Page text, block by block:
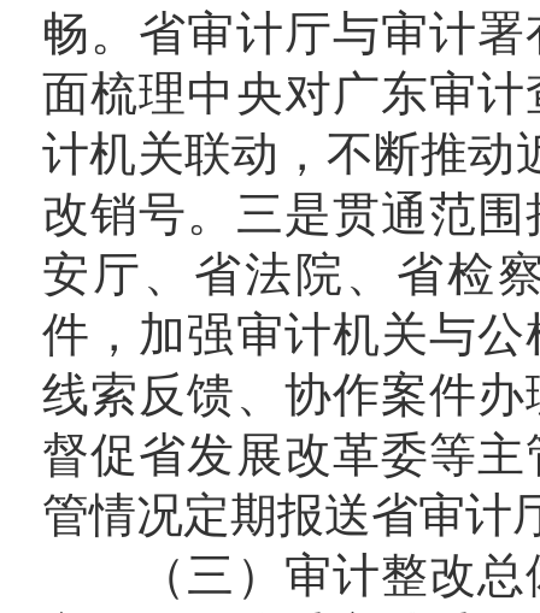
畅。省审计厅与审计
面梳理中央对广东审
计机关联动，不断推动
改销号。三是贯通范
安厅、省法院、省检
件，加强审计机关与
线索反馈、协作案件
督促省发展改革委等
管情况定期报送省审计
（三）审计整改总